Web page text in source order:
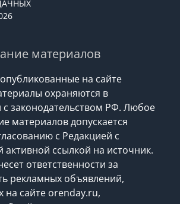
материалов
на сайте
охраняются в
с законодательством РФ. Любое
материалов допускается
с Редакцией с
активной ссылкой на источник.
ответственности за
рекламных объявлений,
сайте orenday.ru,